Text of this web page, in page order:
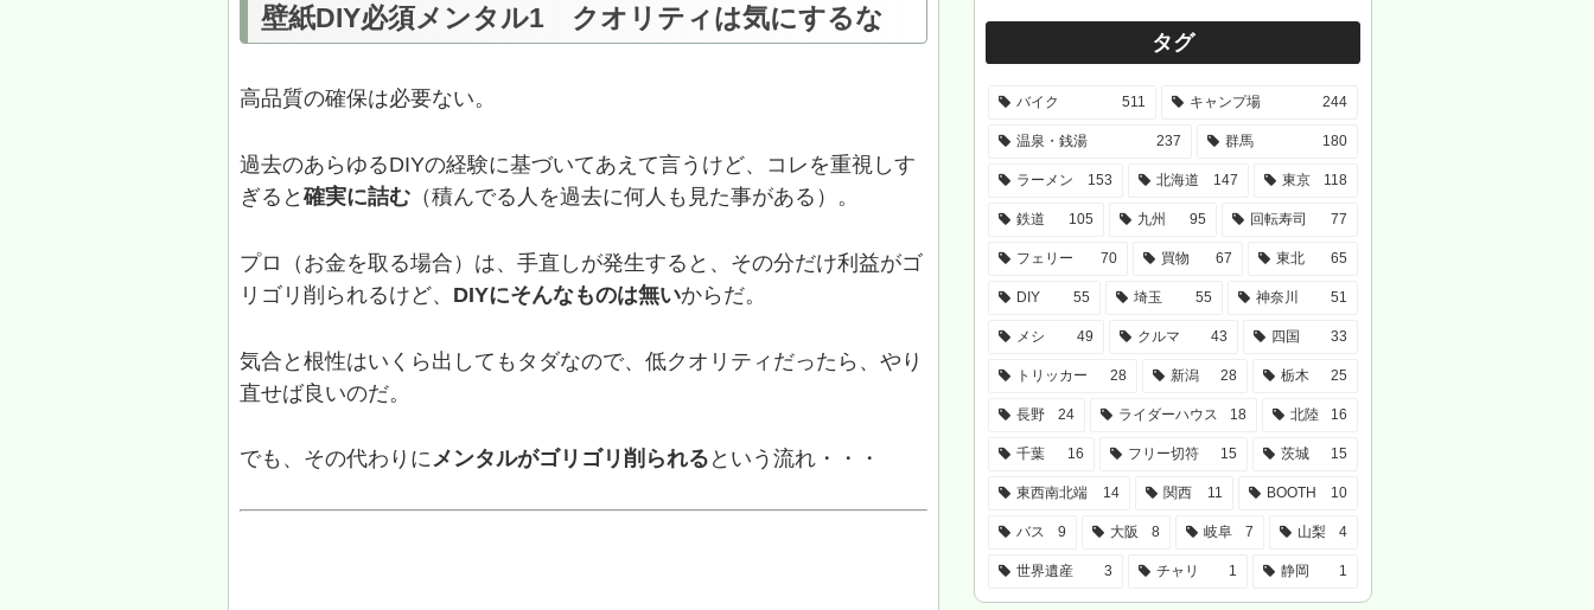
壁紙DIY必須メンタル1 クオリティは気にするな
高品質の確保は必要ない。
過去のあらゆるDIYの経験に基づいてあえて言うけど、コレを重視しす
ぎると確実に詰む（積んでる人を過去に何人も見た事がある）。
プロ（お金を取る場合）は、手直しが発生すると、その分だけ利益がゴ
リゴリ削られるけど、 DIYにそんなものは無いからだ。
気合と根性はいくら出してもタダなので、低クオリティだったら、やり
直せば良いのだ。
でも、その代わりにメンタルがゴリゴリ削られる という流れ・・・
タグ
バイク 511 キャンプ場 244
温泉・銭湯 237 群馬 180
ラーメン 153 北海道 147 東京 118
鉄道 105 九州 95 回転寿司 77
フェリー 70 買物 67 東北 65
DIY 55 埼玉 55 神奈川 51
メシ 49 クルマ 43 四国 33
トリッカー 28 新潟 28 栃木 25
長野 24 ライダーハウス 18 北陸 16
千葉 16 フリー切符 15 茨城 15
東西南北端 14 関西 11 BOOTH 10
バス 9 大阪 8 岐阜 7 山梨 4
世界遺産 3 チャリ 1 静岡 1